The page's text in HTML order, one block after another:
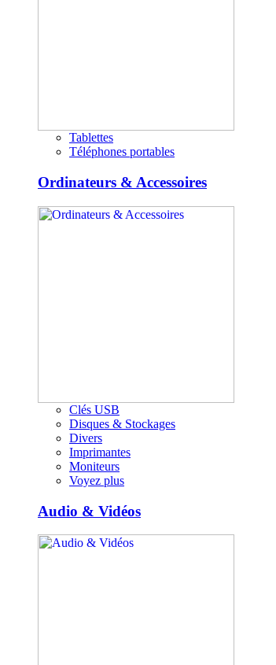
Tablettes
Téléphones portables
Ordinateurs & Accessoires
Clés USB
Disques & Stockages
Divers
Imprimantes
Moniteurs
Voyez plus
Audio & Vidéos